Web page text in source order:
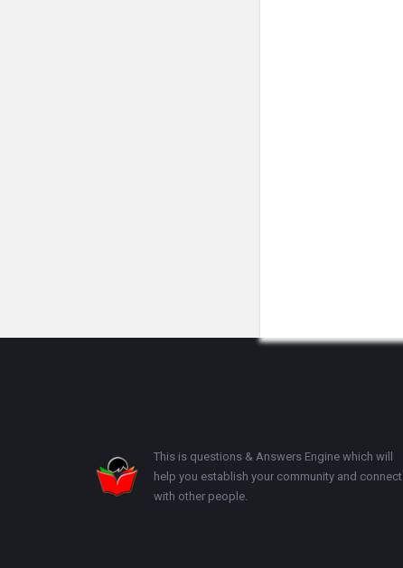
This is questions & Answers Engine which will
help you establish your community and connect
with other people.